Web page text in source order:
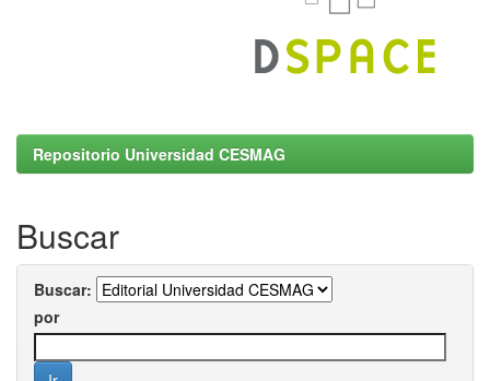
Repositorio Universidad CESMAG
Buscar
Buscar:
por